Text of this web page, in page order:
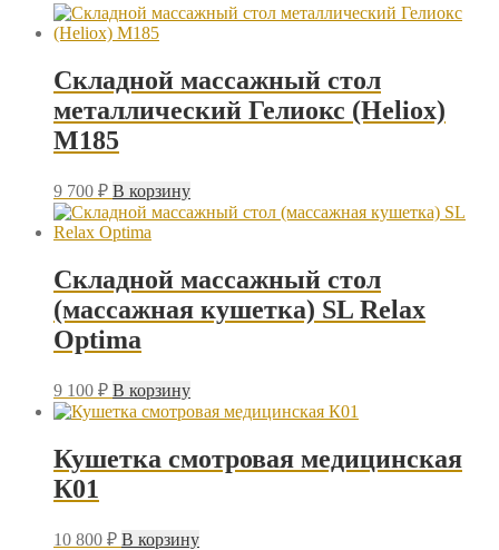
Складной массажный стол
металлический Гелиокс (Heliox)
M185
9 700 ₽ В корзину
Складной массажный стол
(массажная кушетка) SL Relax
Optima
9 100 ₽ В корзину
Кушетка смотровая медицинская
К01
10 800 ₽ В корзину